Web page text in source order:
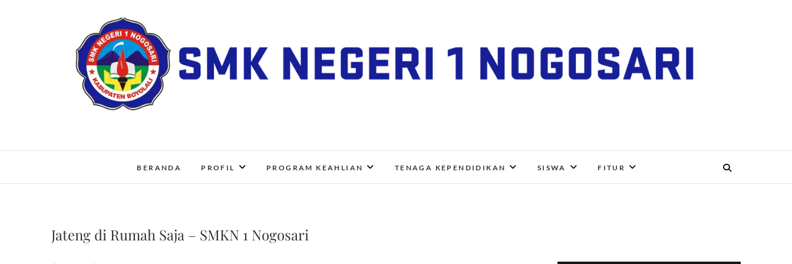
SMK Negeri 1 Nogosari
BERANDA PROFIL PROGRAM KEAHLIAN TENAGA KEPENDIDIKAN SISWA FITUR
Jateng di Rumah Saja – SMKN 1 Nogosari